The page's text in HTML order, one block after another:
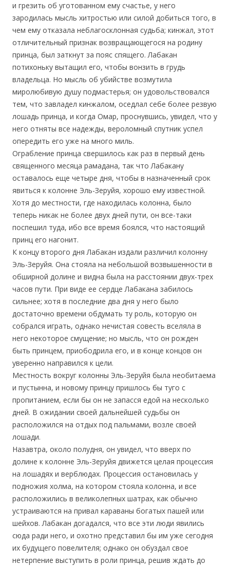
и грезить об уготованном ему счастье, у него
зародилась мысль хитростью или силой добиться того, в
чем ему отказала неблагосклонная судьба; кинжал, этот
отличительный признак возвращающегося на родину
принца, был заткнут за пояс спящего. Лабакан
потихоньку вытащил его, чтобы вонзить в грудь
владельца. Но мысль об убийстве возмутила
миролюбивую душу подмастерья; он удовольствовался
тем, что завладел кинжалом, оседлал себе более резвую
лошадь принца, и когда Омар, проснувшись, увидел, что у
него отняты все надежды, вероломный спутник успел
опередить его уже на много миль.
Ограбление принца свершилось как раз в первый день
священного месяца рамадана, так что Лабакану
оставалось еще четыре дня, чтобы в назначенный срок
явиться к колонне Эль-Зеруйя, хорошо ему известной.
Хотя до местности, где находилась колонна, было
теперь никак не более двух дней пути, он все-таки
поспешил туда, ибо все время боялся, что настоящий
принц его нагонит.
К концу второго дня Лабакан издали различил колонну
Эль-Зеруйя. Она стояла на небольшой возвышенности в
обширной долине и видна была на расстоянии двух-трех
часов пути. При виде ее сердце Лабакана забилось
сильнее; хотя в последние два дня у него было
достаточно времени обдумать ту роль, которую он
собрался играть, однако нечистая совесть вселяла в
него некоторое смущение; но мысль, что он рожден
быть принцем, приободрила его, и в конце концов он
уверенно направился к цели.
Местность вокруг колонны Эль-Зеруйя была необитаема
и пустынна, и новому принцу пришлось бы туго с
пропитанием, если бы он не запасся едой на несколько
дней. В ожидании своей дальнейшей судьбы он
расположился на отдых под пальмами, возле своей
лошади.
Назавтра, около полудня, он увидел, что вверх по
долине к колонне Эль-Зеруйя движется целая процессия
на лошадях и верблюдах. Процессия остановилась у
подножия холма, на котором стояла колонна, и все
расположились в великолепных шатрах, как обычно
устраиваются на привал караваны богатых пашей или
шейхов. Лабакан догадался, что все эти люди явились
сюда ради него, и охотно представил бы им уже сегодня
их будущего повелителя; однако он обуздал свое
нетерпение выступить в роли принца, решив ждать до